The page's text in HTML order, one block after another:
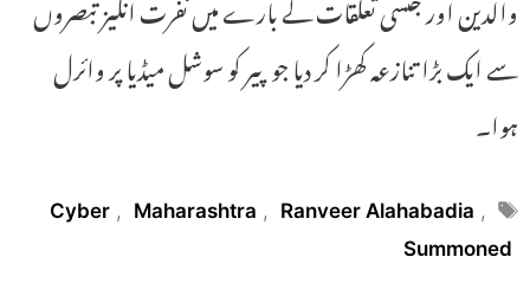
سے ایک بڑا تنازعہ کھڑا کر دیا جو پیر کو سوشل میڈیا پر وائرل
ہوا۔
Tags
Cyber , Maharashtra , Ranveer Alahabadia ,
Summoned